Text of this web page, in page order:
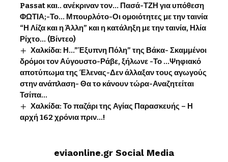
Passat και.. ανέκριναν τον… Πασά-ΤΖΗ για υπόθεση
ΦΩΤΙΑ;-Το… Μπουρλότο-Οι ομοιότητες με την ταινία
“Η Λίζα και η Άλλη” και η κατάληξη με την ταινία, Ηλία
Ρίχτο… (Βίντεο)
Χαλκίδα: Η…”Έξυπνη Πόλη” της Βάκα- Σκαμμένοι
δρόμοι τον Αύγουστο-Ράβε, ξήλωνε -Το …Ψηφιακό
αποτύπωμα της Έλενας-Δεν άλλαξαν τους αγωγούς
στην ανάπλαση- Θα το κάνουν τώρα-Αναζητείται
Τσίπα…
Χαλκίδα: Το παζάρι της Αγίας Παρασκευής – Η
αρχή 162 χρόνια πριν…!
eviaonline.gr Social Media